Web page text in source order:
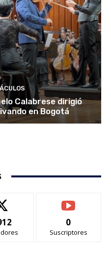
Calabrese dirigió
en Bogotá
0
Suscriptores